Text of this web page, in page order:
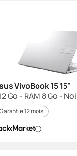
VivoBook 15 15"
Go - RAM 8 Go -
Garantie 12 mois